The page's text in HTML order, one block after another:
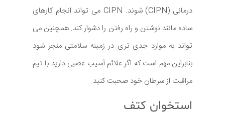
درمانی (CIPN) شوند. CIPN می تواند انجام کارهای
ساده مانند نوشتن و راه رفتن را دشوار کند. همچنین می
تواند به موارد جدی تری در زمینه سلامتی منجر شود
بنابراین مهم است که اگر علائم آسیب عصبی دارید با تیم
مراقبت از سرطان خود صحبت کنید.
استخوان کتف